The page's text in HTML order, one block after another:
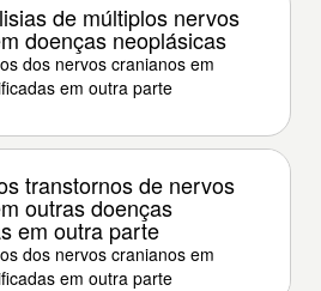
de múltiplos nervos
doenças neoplásicas
dos nervos cranianos em
em outra parte
transtornos de nervos
outras doenças
em outra parte
dos nervos cranianos em
em outra parte